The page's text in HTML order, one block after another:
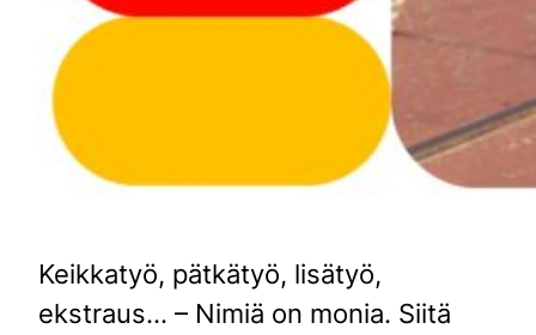
Keikkatyö, pätkätyö, lisätyö,
ekstraus… – Nimiä on monia. Siitä